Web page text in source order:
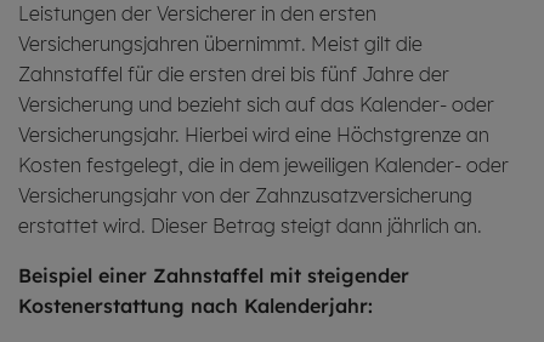
Leistungen der Versicherer in den ersten
Versicherungsjahren übernimmt. Meist gilt die
Zahnstaffel für die ersten drei bis fünf Jahre der
Versicherung und bezieht sich auf das Kalender- oder
Versicherungsjahr. Hierbei wird eine Höchstgrenze an
Kosten festgelegt, die in dem jeweiligen Kalender- oder
Versicherungsjahr von der Zahnzusatzversicherung
erstattet wird. Dieser Betrag steigt dann jährlich an.
Beispiel einer Zahnstaffel mit steigender
Kostenerstattung nach Kalenderjahr: